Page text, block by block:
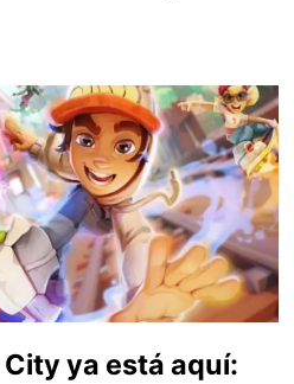
ya está aquí: